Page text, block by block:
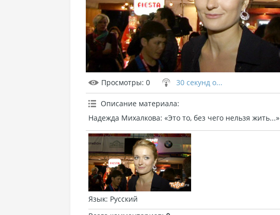
Просмотры: 0 30 секунд о...
Описание материала:
Надежда Михалкова: «Это то, без чего нельзя жить...»
Язык: Русский